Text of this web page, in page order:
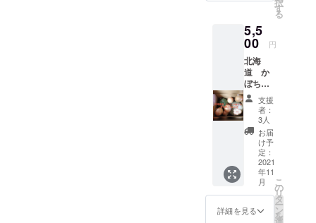
湿に弱
い野菜
ですの
で、基
本的に
は冷蔵
庫に入
れるよ
りも、
風通し
が良
く、日
の当た
らない
常温の
場所で
保管す
択
す
る
5,5
00 円
北海
道 か
ぼちゃ
コース5
キロ
ロロン
かぼ
ちゃ 雪
化粧 栗
かぼ
ちゃ 赤
皮栗か
ぼちゃ
のなか
から、
支援
者：
3人
お届
け予
定：
2021
年11
月
詳細を見る
こ
の
リ
タ
ー
ン
を